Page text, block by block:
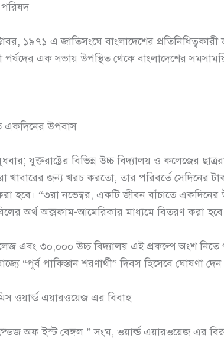
পরিষদ
১৯৭১ এ জাতিসংঘে বাংলাদেশের
পর্ষদের এক সভায় উপস্থিত থেকে বাংলাদেশের
একদিনের উপবাস
যুক্তরাষ্ট্রের বিভিন্ন উচ্চ বিদ্যালয় ও কলেজের
খাবারের জন্য খরচ করতো, তার পরিবর্তে সেদিনের
হবে। “৩রা নভেম্বর, একটি জীবন বাঁচাতে
অর্থ অক্সফাম-আমেরিকার মাধ্যমে বিতরণ করা
৩০,০০০ উচ্চ বিদ্যালয় এই প্রকল্পে অংশ নিতে
“পূর্ব পাকিস্তান শরণার্থী” দিবস হিসেবে ঘোষণা
ওয়ার্ল্ড এয়ারওয়েজ এর বিবাহ
অফ ইস্ট বেঙ্গল ” সংঘ, ওয়ার্ল্ড এয়ারওয়েজ এর